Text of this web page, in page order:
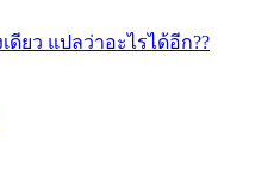
เดียว แปลว่าอะไรได้อีก??